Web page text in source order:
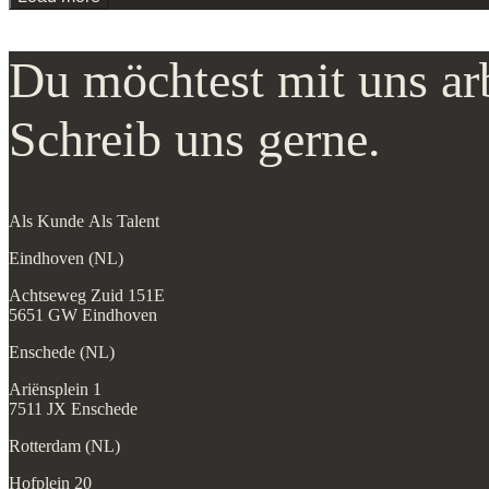
Du möchtest mit uns
Schreib uns gerne.
Als Kunde Als Talent
Eindhoven (NL)
Achtseweg Zuid 151E
5651 GW Eindhoven
Enschede (NL)
Ariënsplein 1
7511 JX Enschede
Rotterdam (NL)
Hofplein 20